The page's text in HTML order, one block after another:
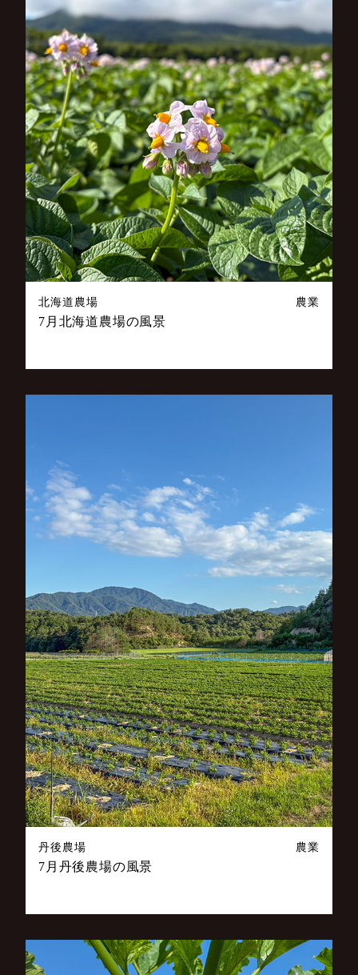
北海道農場 農業
7月北海道農場の風景
丹後農場 農業
7月丹後農場の風景